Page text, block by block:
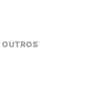
OUTROS